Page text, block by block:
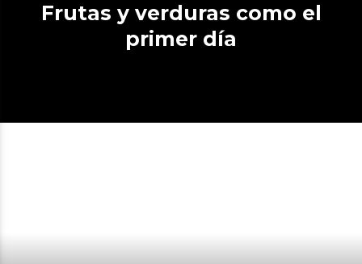
Frutas y verduras como el
primer día